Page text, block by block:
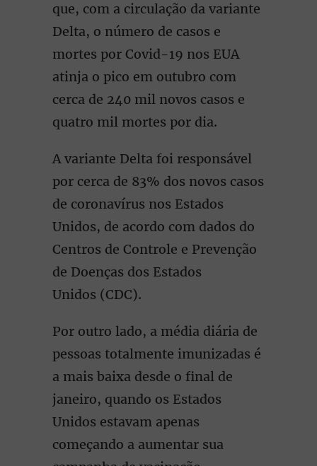
que, com a circulação da variante
Delta, o número de casos e
mortes por Covid-19 nos EUA
atinja o pico em outubro com
cerca de 240 mil novos casos e
quatro mil mortes por dia.
A variante Delta foi responsável
por cerca de 83% dos novos casos
de coronavírus nos Estados
Unidos, de acordo com dados do
Centros de Controle e Prevenção
de Doenças dos Estados
Unidos (CDC).
Por outro lado, a média diária de
pessoas totalmente imunizadas é
a mais baixa desde o final de
janeiro, quando os Estados
Unidos estavam apenas
começando a aumentar sua